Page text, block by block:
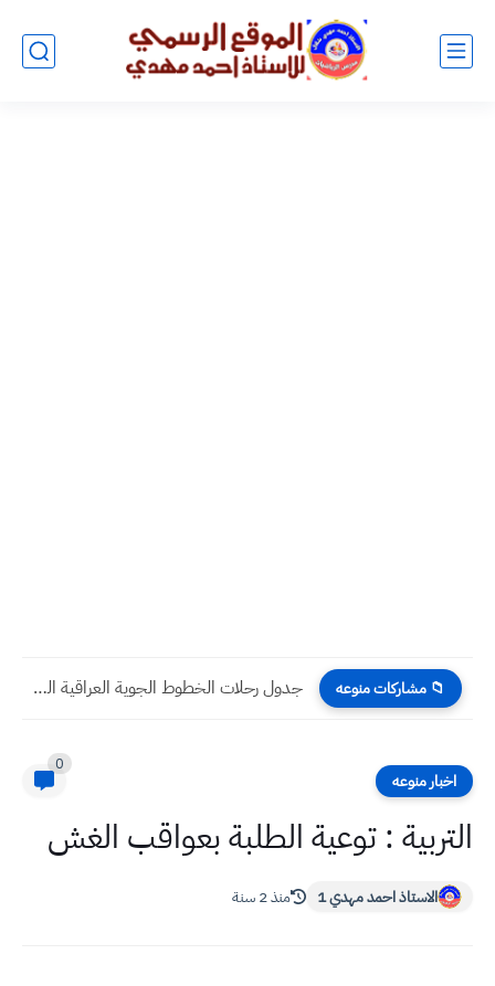
📁 مشاركات منوعه جدول رحلات الخطوط الجوية العراقية الثلاثاء 2 / 8 /...
اخبار منوعه
0
التربية : توعية الطلبة بعواقب الغش
الاستاذ احمد مهدي 1 منذ 2 سنة